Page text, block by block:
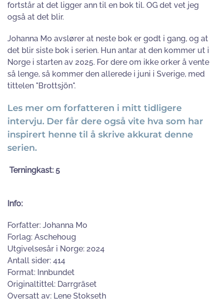
fortstår at det ligger ann til en bok til. OG det vet jeg
også at det blir.
Johanna Mo avslører at neste bok er godt i gang, og at
det blir siste bok i serien. Hun antar at den kommer ut i
Norge i starten av 2025. For dere om ikke orker å vente
så lenge, så kommer den allerede i juni i Sverige, med
tittelen "Brottsjön".
Les mer om forfatteren i mitt tidligere
intervju. Der får dere også vite hva som har
inspirert henne til å skrive akkurat denne
serien.
Terningkast: 5
Info:
Forfatter: Johanna Mo
Forlag: Aschehoug
Utgivelsesår i Norge: 2024
Antall sider: 414
Format: Innbundet
Originaltittel: Darrgräset
Oversatt av: Lene Stokseth